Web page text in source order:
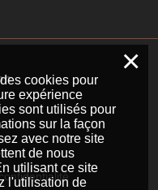
×
cookies pour
expérience
sont utilisés pour
sur la façon
avec notre site
de nous
utilisant ce site
l'utilisation de